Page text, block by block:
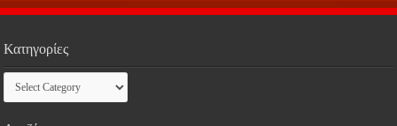
Κατηγορίες
Κατηγορίες